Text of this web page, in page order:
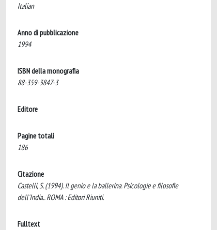
Italian
Anno di pubblicazione
1994
ISBN della monografia
88-359-3847-3
Editore
Pagine totali
186
Citazione
Castelli, S. (1994). Il genio e la ballerina. Psicologie e filosofie
dell'India.. ROMA : Editori Riuniti.
Fulltext